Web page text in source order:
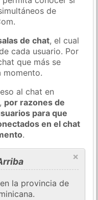
de
de chat, el cual
cada usuario. Por
que más se
momento.
al chat en
por razones de
para que
en el chat
.
×
la provincia de